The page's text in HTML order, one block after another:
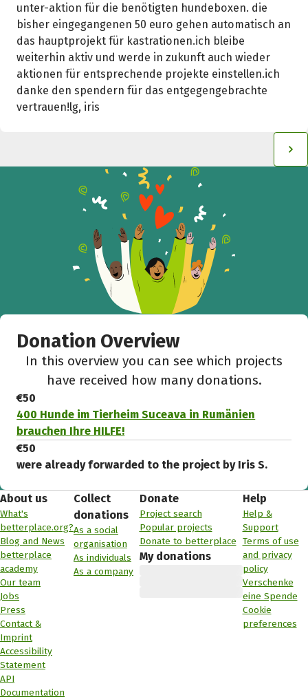
unter-aktion für die benötigten hundeboxen. die
bisher eingegangenen 50 euro gehen automatisch an
das hauptprojekt für kastrationen.ich bleibe
weiterhin aktiv und werde in zukunft auch wieder
aktionen für entsprechende projekte einstellen.ich
danke den spendern für das entgegengebrachte
vertrauen!lg, iris
Donation Overview
In this overview you can see which projects
have received how many donations.
€50
400 Hunde im Tierheim Suceava in Rumänien
brauchen Ihre HILFE!
€50
were already forwarded to the project by Iris S.
About us
What's
betterplace.org?
Blog and News
betterplace
academy
Our team
Jobs
Press
Contact &
Imprint
Accessibility
Statement
API
Documentation
Collect
donations
As a social
organisation
As individuals
As a company
Donate
Project search
Popular projects
Donate to betterplace
My donations
Help
Help &
Support
Terms of use
and privacy
policy
Verschenke
eine Spende
Cookie
preferences